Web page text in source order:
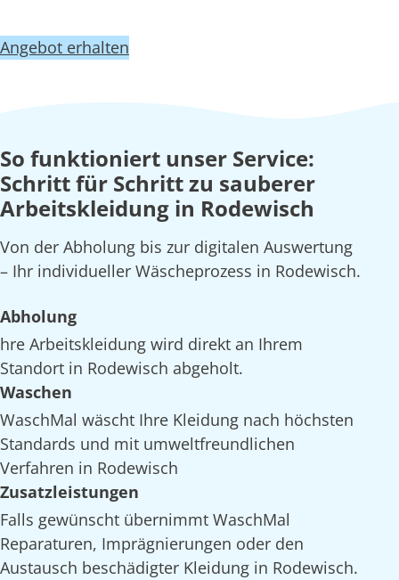
Angebot erhalten
So funktioniert unser Service:
Schritt für Schritt zu sauberer
Arbeitskleidung in Rodewisch
Von der Abholung bis zur digitalen Auswertung
– Ihr individueller Wäscheprozess in Rodewisch.
Abholung
hre Arbeitskleidung wird direkt an Ihrem
Standort in Rodewisch abgeholt.
Waschen
WaschMal wäscht Ihre Kleidung nach höchsten
Standards und mit umweltfreundlichen
Verfahren in Rodewisch
Zusatzleistungen
Falls gewünscht übernimmt WaschMal
Reparaturen, Imprägnierungen oder den
Austausch beschädigter Kleidung in Rodewisch.